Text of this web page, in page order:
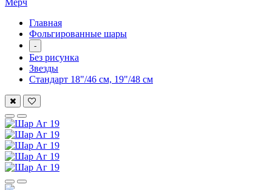
Мерч
Главная
Фольгированные шары
-
Без рисунка
Звезды
Стандарт 18"/46 см, 19"/48 см